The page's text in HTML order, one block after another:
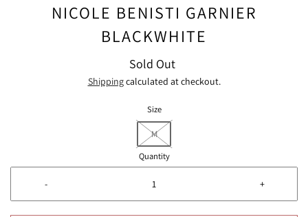
NICOLE BENISTI GARNIER
BLACKWHITE
Sold Out
Shippingcalculated at checkout.
Size
M
Quantity
- +